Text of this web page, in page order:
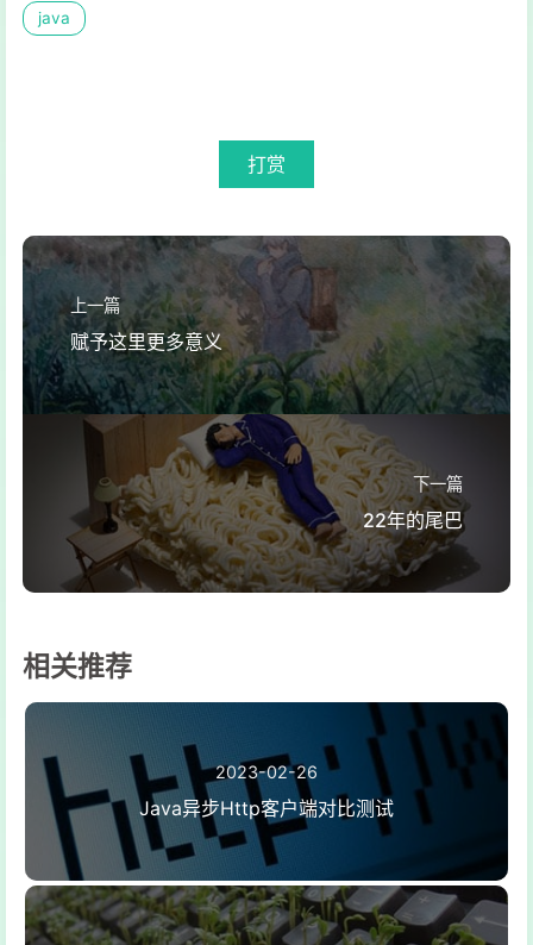
java
打赏
上一篇
赋予这里更多意义
下一篇
22年的尾巴
相关推荐
2023-02-26
Java异步Http客户端对比测试